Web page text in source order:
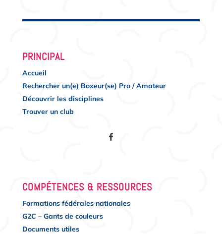
PRINCIPAL
Accueil
Rechercher un(e) Boxeur(se) Pro / Amateur
Découvrir les disciplines
Trouver un club
COMPÉTENCES & RESSOURCES
Formations fédérales nationales
G2C – Gants de couleurs
Documents utiles